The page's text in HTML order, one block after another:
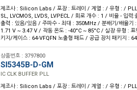
제조사 : Silicon Labs / 포장 : 트레이 / 계열 : / 유형 : /
SL, LVCMOS, LVDS, LVPECL / 회로 개수 : 1 / 비율 - 입력:
출력 : 있음/있음 / 주파수 - 최대 : 350MHz / 분배기/배율기
1.71 V ~ 3.47 V / 작동 온도 : -40°C ~ 85°C / 실장 유형 :
키지/케이스 : 64-VFQFN 노출형 패드 / 공급 장치 패키지 :
상품번호 : 3797800
SI5345B-D-GM
IC CLK BUFFER PLL
제조사 : Silicon Labs / 포장 : 트레이 / 계열 : / 유형 : /